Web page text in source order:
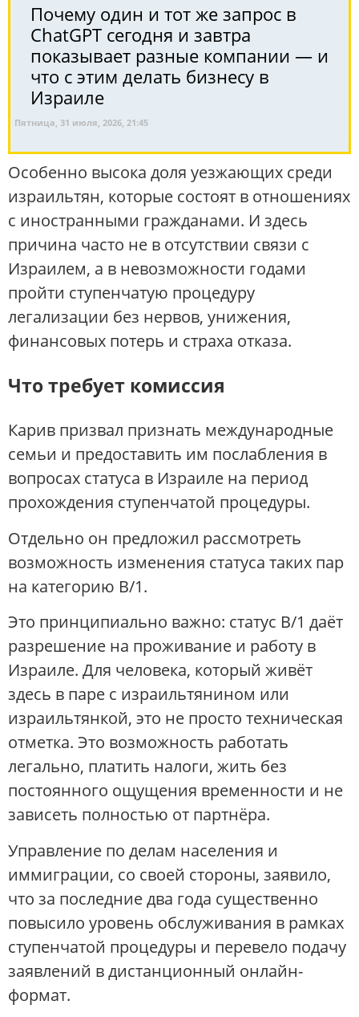
Почему один и тот же запрос в
ChatGPT сегодня и завтра
показывает разные компании — и
что с этим делать бизнесу в
Израиле
Пятница, 31 июля, 2026, 21:45
Особенно высока доля уезжающих среди
израильтян, которые состоят в отношениях
с иностранными гражданами. И здесь
причина часто не в отсутствии связи с
Израилем, а в невозможности годами
пройти ступенчатую процедуру
легализации без нервов, унижения,
финансовых потерь и страха отказа.
Что требует комиссия
Карив призвал признать международные
семьи и предоставить им послабления в
вопросах статуса в Израиле на период
прохождения ступенчатой процедуры.
Отдельно он предложил рассмотреть
возможность изменения статуса таких пар
на категорию B/1.
Это принципиально важно: статус B/1 даёт
разрешение на проживание и работу в
Израиле. Для человека, который живёт
здесь в паре с израильтянином или
израильтянкой, это не просто техническая
отметка. Это возможность работать
легально, платить налоги, жить без
постоянного ощущения временности и не
зависеть полностью от партнёра.
Управление по делам населения и
иммиграции, со своей стороны, заявило,
что за последние два года существенно
повысило уровень обслуживания в рамках
ступенчатой процедуры и перевело подачу
заявлений в дистанционный онлайн-
формат.